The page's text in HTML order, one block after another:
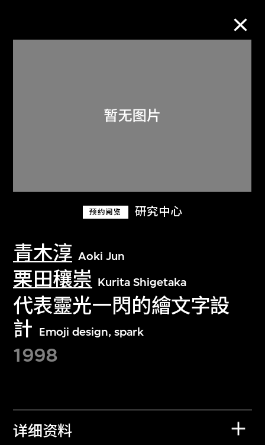
预约阅览 研究中心
青木淳 Aoki Jun
栗田穰崇 Kurita Shigetaka
代表靈光一閃的繪文字設
計 Emoji design, spark
1998
详细资料
关于M+藏品
探索世界顶级的二十及二十一世纪视觉
文化藏品。